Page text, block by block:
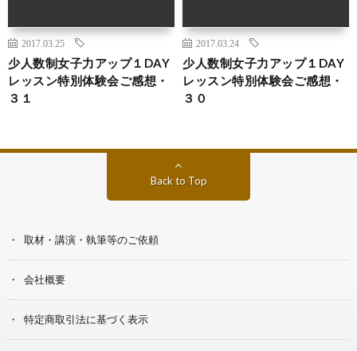
2017.03.25
少人数制女子力アップ１DAY
レッスン特別体験会ご感想・
３１
2017.03.24
少人数制女子力アップ１DAY
レッスン特別体験会ご感想・
３０
Back to Top
取材・講演・執筆等のご依頼
会社概要
特定商取引法に基づく表示